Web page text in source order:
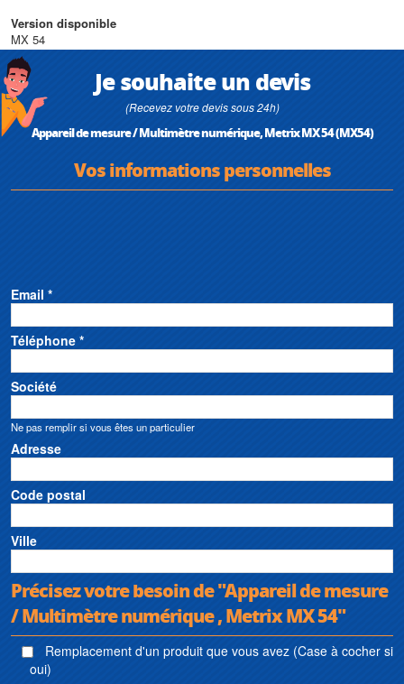
III, IP67
Version disponible
MX 54
Je souhaite un devis
(Recevez votre devis sous 24h)
Appareil de mesure / Multimètre numérique, Metrix MX 54 (MX54)
Vos informations personnelles
Email *
Téléphone *
Société
Ne pas remplir si vous êtes un particulier
Adresse
Code postal
Ville
Précisez votre besoin de "Appareil de mesure
/ Multimètre numérique , Metrix MX 54"
Remplacement d'un produit que vous avez (Case à cocher si
oui)